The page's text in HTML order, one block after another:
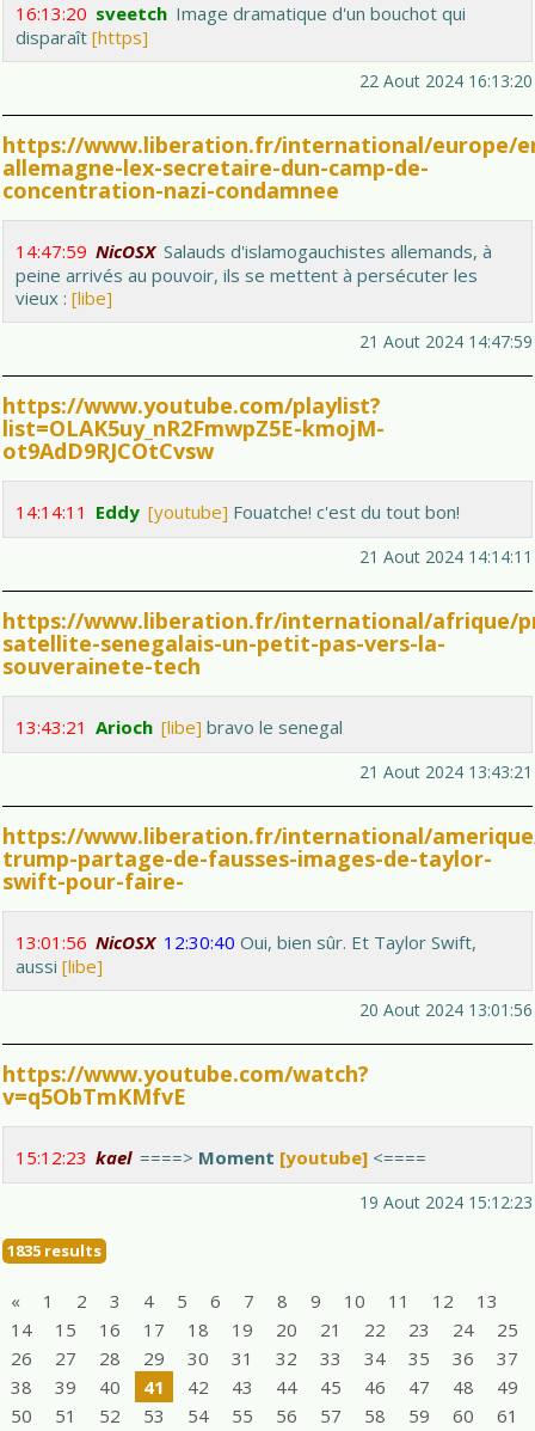
16:13:20 sveetch Image dramatique d'un bouchot qui
disparaît [https]
22 Aout 2024 16:13:20
https://www.liberation.fr/international/europe/
allemagne-lex-secretaire-dun-camp-de-
concentration-nazi-condamnee
14:47:59 NicOSX Salauds d'islamogauchistes allemands, à
peine arrivés au pouvoir, ils se mettent à persécuter les
vieux : [libe]
21 Aout 2024 14:47:59
https://www.youtube.com/playlist?
list=OLAK5uy_nR2FmwpZ5E-kmojM-
ot9AdD9RJCOtCvsw
14:14:11 Eddy [youtube] Fouatche! c'est du tout bon!
21 Aout 2024 14:14:11
https://www.liberation.fr/international/afrique/
satellite-senegalais-un-petit-pas-vers-la-
souverainete-tech
13:43:21 Arioch [libe] bravo le senegal
21 Aout 2024 13:43:21
https://www.liberation.fr/international/
trump-partage-de-fausses-images-de-taylor-
swift-pour-faire-
13:01:56 NicOSX 12:30:40 Oui, bien sûr. Et Taylor Swift,
aussi [libe]
20 Aout 2024 13:01:56
https://www.youtube.com/watch?
v=q5ObTmKMfvE
15:12:23 kael ====> Moment [youtube] <====
19 Aout 2024 15:12:23
1835 results
« 1 2 3 4 5 6 7 8 9 10 11 12
13
14
15 16 17 18 19 20 21 22 23 24
25
26
27 28 29 30 31 32 33 34 35 36
37
38
39 40 41 42 43 44 45 46 47 48
49
50
51 52 53 54 55 56 57 58 59 60
61